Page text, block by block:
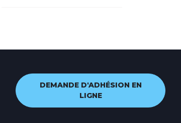
DEMANDE D'ADHÉSION EN
LIGNE